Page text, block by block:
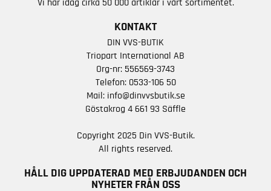
Vi har idag cirka 50 000 artiklar i vårt sortimentet.
KONTAKT
DIN VVS-BUTIK
Triopart International AB
Org-nr: 556569-3743
Telefon: 0533-106 50
Mail: info@dinvvsbutik.se
Göstakrog 4 661 93 Säffle
Copyright 2025 Din VVS-Butik.
All rights reserved.
HÅLL DIG UPPDATERAD MED ERBJUDANDEN OCH
NYHETER FRÅN OSS